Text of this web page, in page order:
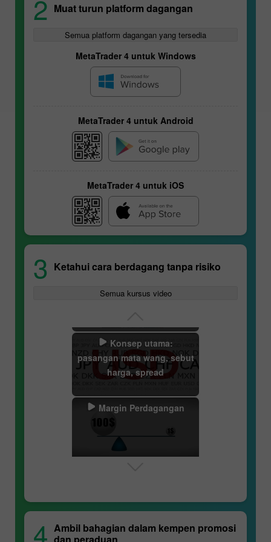
2 Muat turun platform dagangan
Semua platform dagangan yang tersedia
MetaTrader 4 untuk Windows
MetaTrader 4 untuk Android
MetaTrader 4 untuk iOS
3 Ketahui cara berdagang tanpa risiko
Semua kursus video
Kontrak niaga hadapan
Spesifikasi pasangan
mata wang
Konsep utama:
pasangan mata wang, sebut
harga, spread
Margin Perdagangan
Analisis teknikal
4 Ambil bahagian dalam kempen promosi
Lucky Trader